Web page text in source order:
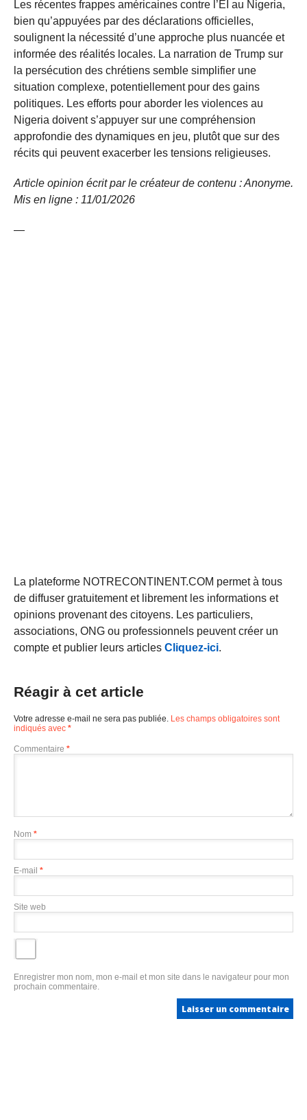
Les récentes frappes américaines contre l’EI au Nigeria,
bien qu’appuyées par des déclarations officielles,
soulignent la nécessité d’une approche plus nuancée et
informée des réalités locales. La narration de Trump sur
la persécution des chrétiens semble simplifier une
situation complexe, potentiellement pour des gains
politiques. Les efforts pour aborder les violences au
Nigeria doivent s’appuyer sur une compréhension
approfondie des dynamiques en jeu, plutôt que sur des
récits qui peuvent exacerber les tensions religieuses.
Article opinion écrit par le créateur de contenu : Anonyme.
Mis en ligne : 11/01/2026
—
La plateforme NOTRECONTINENT.COM permet à tous
de diffuser gratuitement et librement les informations et
opinions provenant des citoyens. Les particuliers,
associations, ONG ou professionnels peuvent créer un
compte et publier leurs articles Cliquez-ici.
Réagir à cet article
Votre adresse e-mail ne sera pas publiée. Les champs obligatoires sont
indiqués avec *
Commentaire *
Nom *
E-mail *
Site web
Enregistrer mon nom, mon e-mail et mon site dans le navigateur pour mon
prochain commentaire.